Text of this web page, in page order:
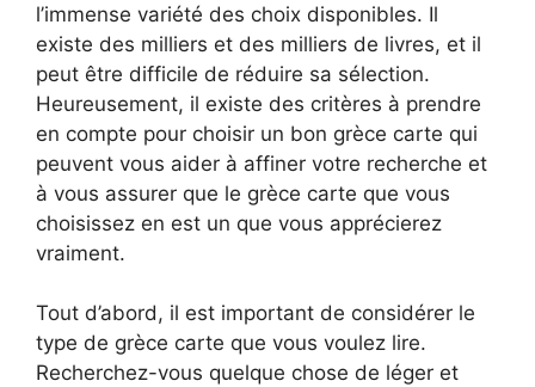
l’immense variété des choix disponibles. Il
existe des milliers et des milliers de livres, et il
peut être difficile de réduire sa sélection.
Heureusement, il existe des critères à prendre
en compte pour choisir un bon grèce carte qui
peuvent vous aider à affiner votre recherche et
à vous assurer que le grèce carte que vous
choisissez en est un que vous apprécierez
vraiment.
Tout d’abord, il est important de considérer le
type de grèce carte que vous voulez lire.
Recherchez-vous quelque chose de léger et